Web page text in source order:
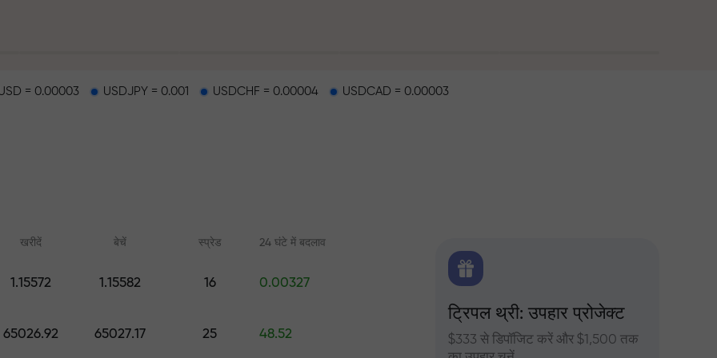
= 0.00003 USDJPY = 0.001 USDCHF = 0.00004 USDCAD = 0.00003
खरीदें बेचें स्प्रेड 24 घंटे में बदलाव
1.15572 1.15582 16 0.00327
65026.92 65027.17 25 48.52
शुरुआत से ट्रेडिंग सीखें — सभी स्तरों के
फॉरेक्स, क्रिप्टो और फ्यूचर्स के दैनिक
ट्रिपल थ्री: उपहार प्रोजेक्ट
$333 से डिपॉजिट करें और $1,500 तक